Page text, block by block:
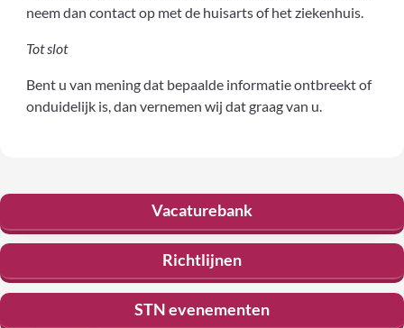
neem dan contact op met de huisarts of het ziekenhuis.
Tot slot
Bent u van mening dat bepaalde informatie ontbreekt of
onduidelijk is, dan vernemen wij dat graag van u.
Vacaturebank
Richtlijnen
STN evenementen